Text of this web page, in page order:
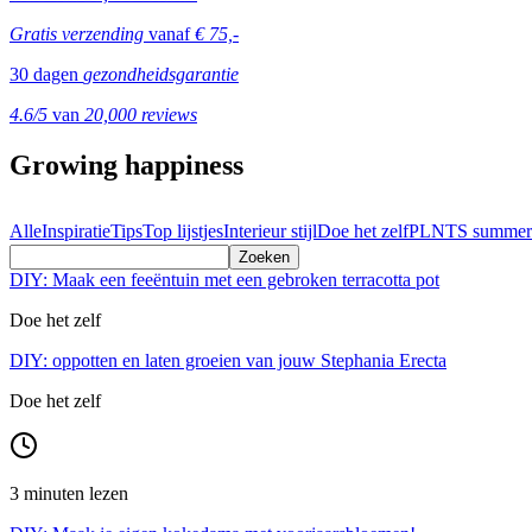
Gratis verzending vanaf€ 75,-
30 dagen gezondheidsgarantie
4.6/5 van 20,000 reviews
Growing happiness
AlleInspiratieTipsTop lijstjesInterieur stijlDoe het zelfPLNTS summer
Zoeken
DIY: Maak een feeëntuin met een gebroken terracotta pot
Doe het zelf
DIY: oppotten en laten groeien van jouw Stephania Erecta
Doe het zelf
3 minuten lezen